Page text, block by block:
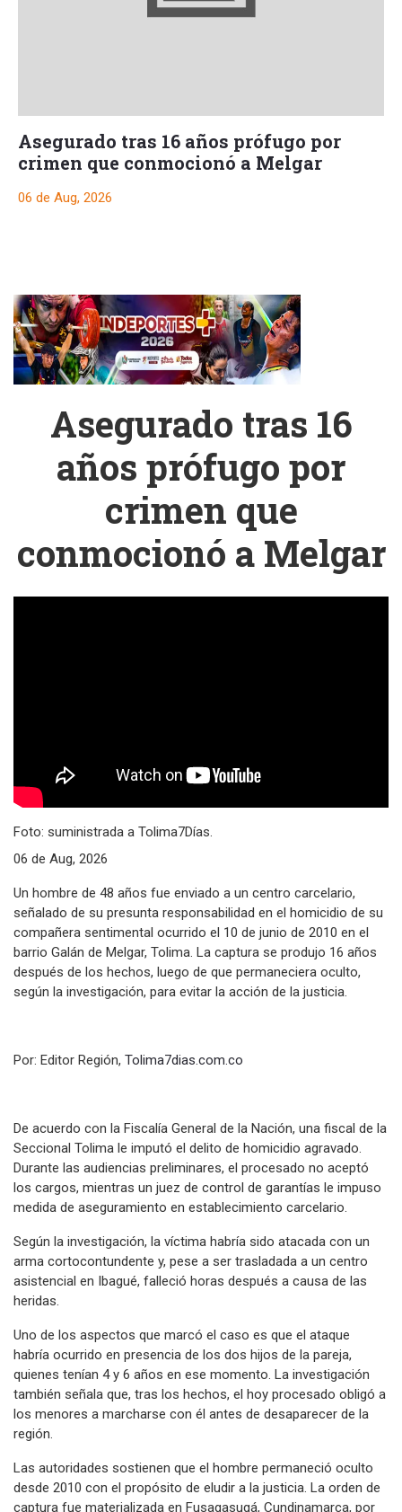
Asegurado tras 16 años prófugo por
crimen que conmocionó a Melgar
06 de Aug, 2026
Asegurado tras 16
años prófugo por
crimen que
conmocionó a Melgar
Foto: suministrada a Tolima7Días.
06 de Aug, 2026
Un hombre de 48 años fue enviado a un centro carcelario,
señalado de su presunta responsabilidad en el homicidio de su
compañera sentimental ocurrido el 10 de junio de 2010 en el
barrio Galán de Melgar, Tolima. La captura se produjo 16 años
después de los hechos, luego de que permaneciera oculto,
según la investigación, para evitar la acción de la justicia.
Por: Editor Región, Tolima7dias.com.co
De acuerdo con la Fiscalía General de la Nación, una fiscal de la
Seccional Tolima le imputó el delito de homicidio agravado.
Durante las audiencias preliminares, el procesado no aceptó
los cargos, mientras un juez de control de garantías le impuso
medida de aseguramiento en establecimiento carcelario.
Según la investigación, la víctima habría sido atacada con un
arma cortocontundente y, pese a ser trasladada a un centro
asistencial en Ibagué, falleció horas después a causa de las
heridas.
Uno de los aspectos que marcó el caso es que el ataque
habría ocurrido en presencia de los dos hijos de la pareja,
quienes tenían 4 y 6 años en ese momento. La investigación
también señala que, tras los hechos, el hoy procesado obligó a
los menores a marcharse con él antes de desaparecer de la
región.
Las autoridades sostienen que el hombre permaneció oculto
desde 2010 con el propósito de eludir a la justicia. La orden de
captura fue materializada en Fusagasugá, Cundinamarca, por